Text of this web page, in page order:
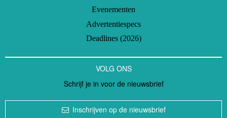
Evenementen
Advertentiespecs
Deadlines (2026)
VOLG ONS
Schrijf je in voor de nieuwsbrief
Inschrijven op de nieuwsbrief